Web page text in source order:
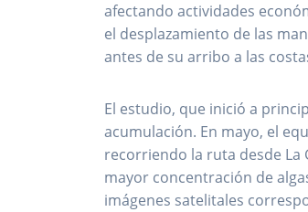
afectando actividades
el desplazamiento de las
antes de su arribo a las
El estudio, que inició a
acumulación. En mayo, el
recorriendo la ruta desde La
mayor concentración de
imágenes satelitales